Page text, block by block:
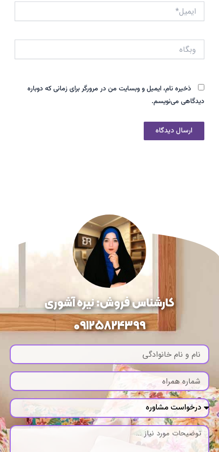
ایمیل*
ذخیره نام، ایمیل و وبسایت من در مرورگر برای زمانی که دوباره
دیدگاهی می‌نویسم.
کارشناس فروش: نیره آشوری
09125824399